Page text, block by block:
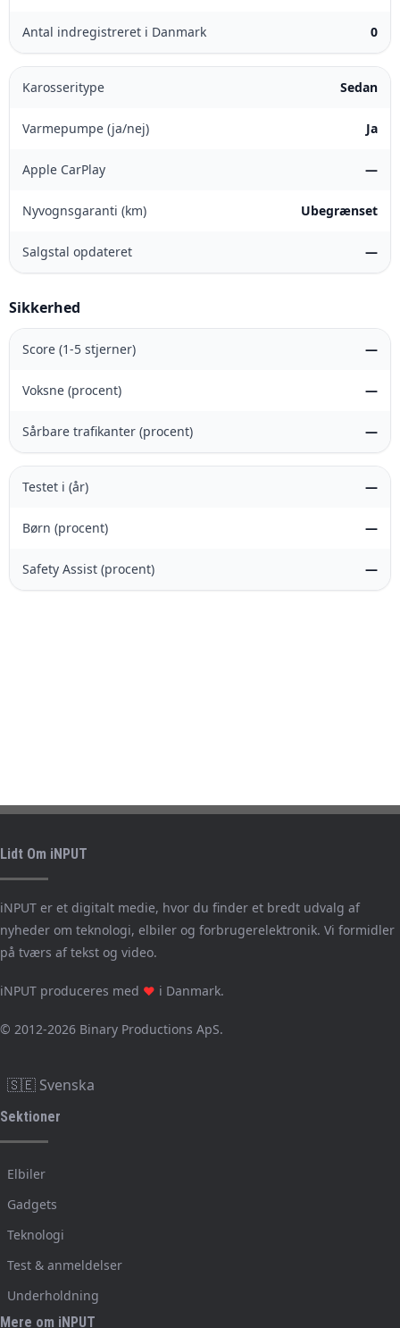
Antal indregistreret i Danmark 0
Karosseritype Sedan
Varmepumpe (ja/nej) Ja
Apple CarPlay —
Nyvognsgaranti (km) Ubegrænset
Salgstal opdateret —
Sikkerhed
Score (1-5 stjerner) —
Voksne (procent) —
Sårbare trafikanter (procent) —
Testet i (år) —
Børn (procent) —
Safety Assist (procent) —
Lidt Om iNPUT
iNPUT er et digitalt medie, hvor du finder et bredt udvalg af
nyheder om teknologi, elbiler og forbrugerelektronik. Vi formidler
på tværs af tekst og video.
iNPUT produceres med ❤ i Danmark.
© 2012-2026 Binary Productions ApS.
🇸🇪 Svenska
Sektioner
Elbiler
Gadgets
Teknologi
Test & anmeldelser
Underholdning
Mere om iNPUT